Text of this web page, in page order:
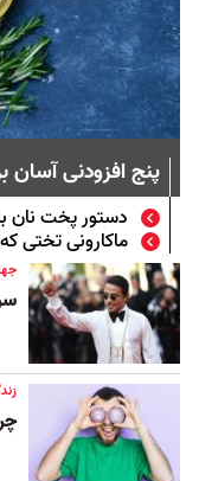
پنج افزودنی آسان
دستور پخت نان
ماکارونی تختی